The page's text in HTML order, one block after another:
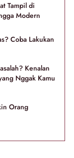
Tampil di
Modern
Coba Lakukan
Kenalan
Nggak Kamu
Orang